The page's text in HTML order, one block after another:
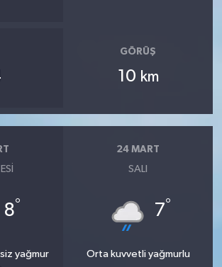
GÖRÜŞ
10 km
8°
yağmur
24 MART
SALI
7°
Orta kuvvetli yağmurlu